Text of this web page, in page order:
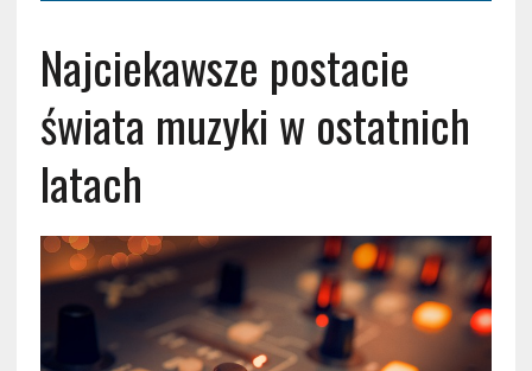
Najciekawsze postacie
świata muzyki w ostatnich
latach